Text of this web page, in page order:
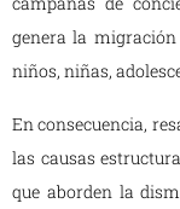
genera la
niños, niñas,
En consecuencia,
las causas
que aborden la